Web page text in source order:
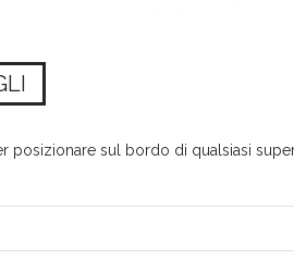
posizionare sul bordo di qualsiasi